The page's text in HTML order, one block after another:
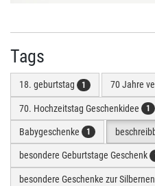
Tags
18. geburtstag 1 70 Jahre
70. Hochzeitstag Geschenkidee 1
Babygeschenke 1
besondere Geburtstage Geschenk
besondere Geschenke zur